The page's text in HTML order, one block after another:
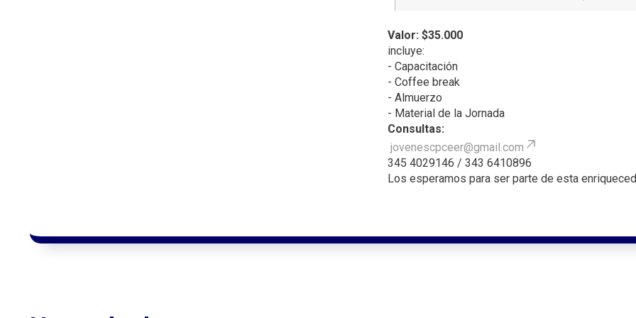
Valor: $35.000
incluye:
- Capacitación
- Coffee break
- Almuerzo
- Material de la Jornada
Consultas:
jovenescpceer@gmail.com
345 4029146 / 343 6410896
Los esperamos para ser parte de esta